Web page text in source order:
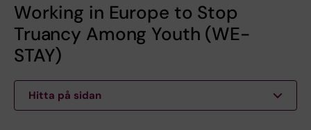
Working in Europe to Stop
Truancy Among Youth (WE-
STAY)
Hitta på sidan